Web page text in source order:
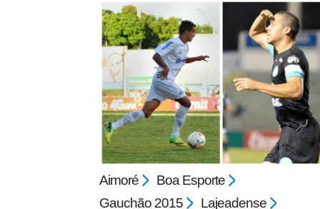
Aimoré
Boa Esporte
Gauchão 2015
Lajeadense